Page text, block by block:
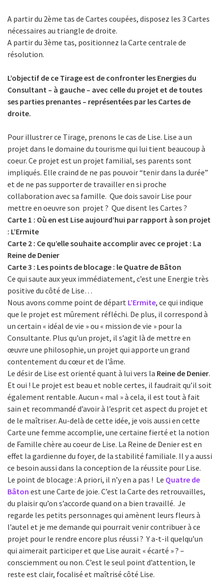
A partir du 2ème tas de Cartes coupées, disposez les 3 Cartes
nécessaires au triangle de droite.
A partir du 3ème tas, positionnez la Carte centrale de
résolution.
L’objectif de ce Tirage est de confronter les Energies du
Consultant – à gauche – avec celle du projet et de toutes
ses parties prenantes – représentées par les Cartes de
droite.
Pour illustrer ce Tirage, prenons le cas de Lise. Lise a un
projet dans le domaine du tourisme qui lui tient beaucoup à
coeur. Ce projet est un projet familial, ses parents sont
impliqués. Elle craind de ne pas pouvoir “tenir dans la durée”
et de ne pas supporter de travailler en si proche
collaboration avec sa famille. Que dois savoir Lise pour
mettre en oeuvre son projet ? Que disent les Cartes ?
Carte 1 : Où en est Lise aujourd’hui par rapport à son projet
: L’Ermite
Carte 2 : Ce qu’elle souhaite accomplir avec ce projet : La
Reine de Denier
Carte 3 : Les points de blocage : le Quatre de Bâton
Ce qui saute aux yeux immédiatement, c’est une Energie très
positive du côté de Lise…
Nous avons comme point de départ L’Ermite, ce qui indique
que le projet est mûrement réfléchi. De plus, il correspond à
un certain « idéal de vie » ou « mission de vie » pour la
Consultante. Plus qu’un projet, il s’agit là de mettre en
œuvre une philosophie, un projet qui apporte un grand
contentement du cœur et de l’âme.
Le désir de Lise est orienté quant à lui vers la Reine de Denier.
Et oui ! Le projet est beau et noble certes, il faudrait qu’il soit
également rentable. Aucun « mal » à cela, il est tout à fait
sain et recommandé d’avoir à l’esprit cet aspect du projet et
de le maîtriser. Au-delà de cette idée, je vois aussi en cette
Carte une femme accomplie, une certaine fierté et la notion
de Famille chère au coeur de Lise. La Reine de Denier est en
effet la gardienne du foyer, de la stabilité familiale. Il y a aussi
ce besoin aussi dans la conception de la réussite pour Lise.
Le point de blocage : A priori, il n’y en a pas ! Le Quatre de
Bâton est une Carte de joie. C’est la Carte des retrouvailles,
du plaisir qu’on s’accorde quand on a bien travaillé. Je
regarde les petits personnages qui amènent leurs fleurs à
l’autel et je me demande qui pourrait venir contribuer à ce
projet pour le rendre encore plus réussi ? Y a-t-il quelqu’un
qui aimerait participer et que Lise aurait « écarté » ? –
consciemment ou non. C’est le seul point d’attention, le
reste est clair, focalisé et maîtrisé côté Lise.